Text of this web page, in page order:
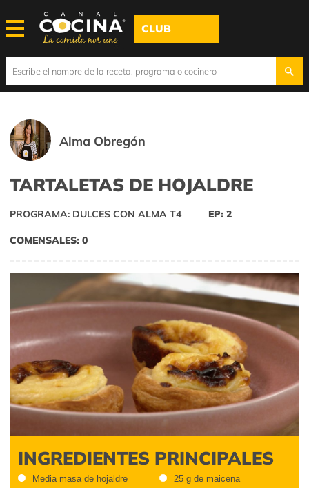
CLUB
Alma Obregón
TARTALETAS DE HOJALDRE
PROGRAMA: DULCES CON ALMA T4 EP: 2
COMENSALES: 0
INGREDIENTES PRINCIPALES
Media masa de hojaldre
25 g de maicena